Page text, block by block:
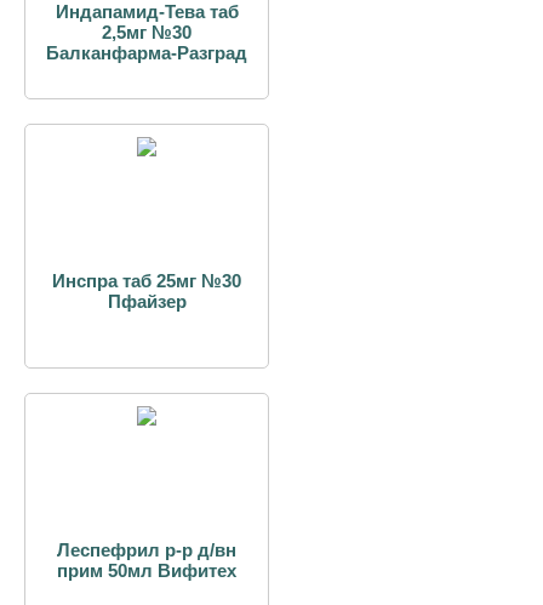
Индапамид-Тева таб
2,5мг №30
Балканфарма-Разград
Инспра таб 25мг №30
Пфайзер
Леспефрил р-р д/вн
прим 50мл Вифитех